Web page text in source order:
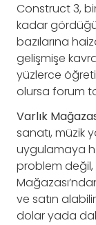
Construct 3,
kadar
bazılarına
gelişmişe
yüzlerce
olursa forum
Varlık
sanatı, müzik
uygulamaya
problem değil,
ve satın
dolar yada